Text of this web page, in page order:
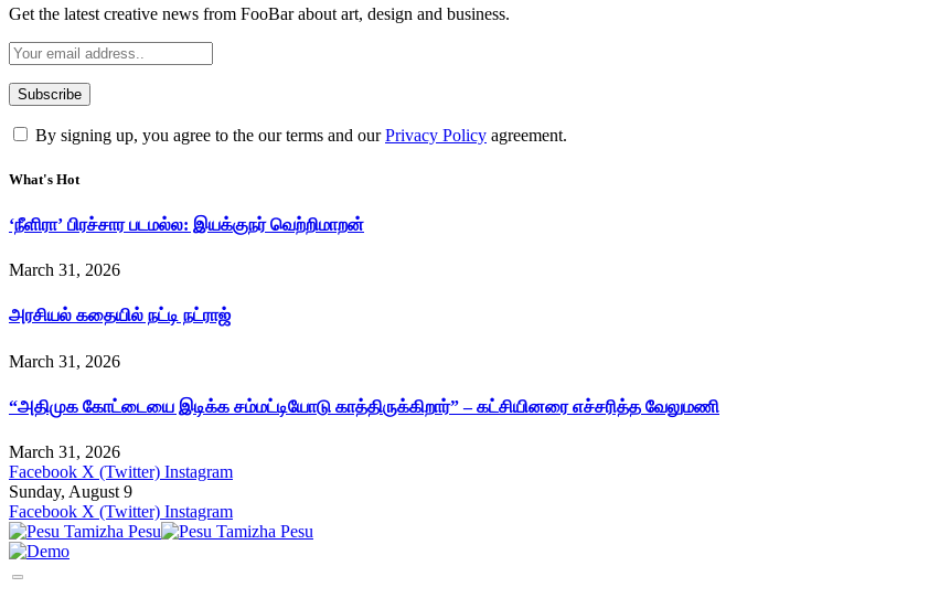
Get the latest creative news from FooBar about art, design and business.
By signing up, you agree to the our terms and ourPrivacy Policy agreement.
What's Hot
‘நீளிரா’ பிரச்சார படமல்ல: இயக்குநர் வெற்றிமாறன்
March 31, 2026
அரசியல் கதையில் நட்டி நட்ராஜ்
March 31, 2026
“அதிமுக கோட்டையை இடிக்க சம்மட்டியோடு காத்திருக்கிறார்” – கட்சியினரை எச்சரித்த வேலுமணி
March 31, 2026
Facebook X (Twitter) Instagram
Sunday, August 9
Facebook X (Twitter) Instagram